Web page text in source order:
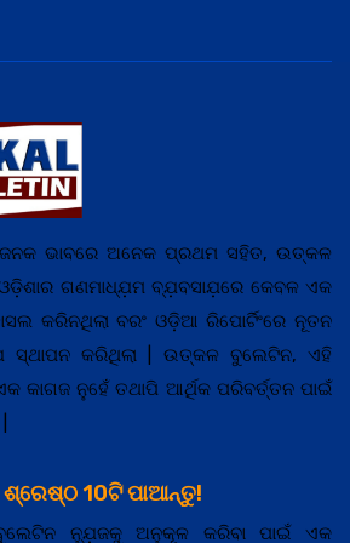
ଭାବରେ ଅନେକ ପ୍ରଥମ ସହିତ, ଉତ୍କଳ
ଗଣମାଧ୍ଯ଼ମ ବ୍ଯ଼ବସାଯ଼ରେ କେବଳ ଏକ
କରିନଥିଲା ବରଂ ଓଡ଼ିଆ ରିପୋର୍ଟିଂରେ ନୂତନ
ସ୍ଥାପନ କରିଥିଲା | ଉତ୍କଳ ବୁଲେଟିନ, ଏହି
କାଗଜ ନୁହେଁ ତଥାପି ଆର୍ଥିକ ପରିବର୍ତ୍ତନ ପାଇଁ
ଶ୍ରେଷ୍ଠ 10ଟି ପାଆନ୍ତୁ!
ନ୍ଯ଼ୁଜକୁ ଅନୁକୂଳ କରିବା ପାଇଁ ଏକ